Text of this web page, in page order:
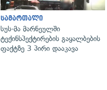
სამართალი
სუს-მა მარნეულში
ტექინსპექტირების გაყალბების
ფაქტზე 3 პირი დააკავა